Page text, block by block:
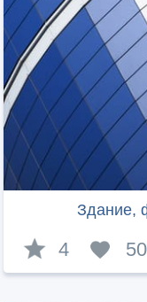
Здание,
4 50